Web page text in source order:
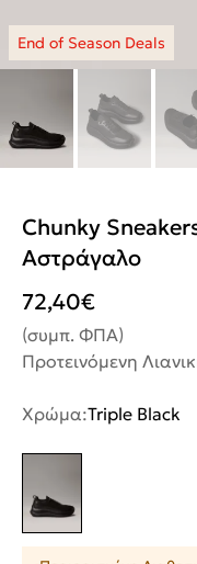
Chunky
Αστράγαλο
72,40€
(συμπ. ΦΠΑ)
Προτεινόμενη
Χρώμα:Triple Black